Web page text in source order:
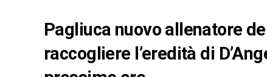
Pagliuca nuovo allenatore
raccogliere l’eredità di